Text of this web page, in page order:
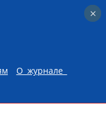
О журнале
×
×